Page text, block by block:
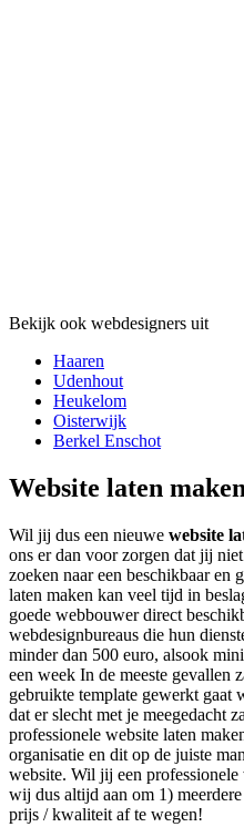
Bekijk ook webdesigners uit
Haaren
Udenhout
Heukelom
Oisterwijk
Berkel Enschot
Website laten
Wil jij dus een nieuwe website
ons er dan voor zorgen dat jij
zoeken naar een beschikbaar en
laten maken kan veel tijd in
goede webbouwer direct
webdesignbureaus die hun
minder dan 500 euro, alsook
een week In de meeste gevallen
gebruikte template gewerkt gaat
dat er slecht met je meegedacht
professionele website laten
organisatie en dit op de juiste
website. Wil jij een professionele
wij dus altijd aan om 1)
prijs / kwaliteit af te wegen!